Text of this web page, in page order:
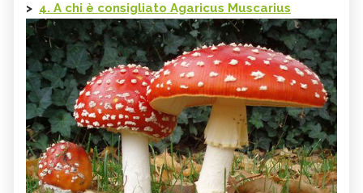
> 4. A chi è consigliato Agaricus Muscarius